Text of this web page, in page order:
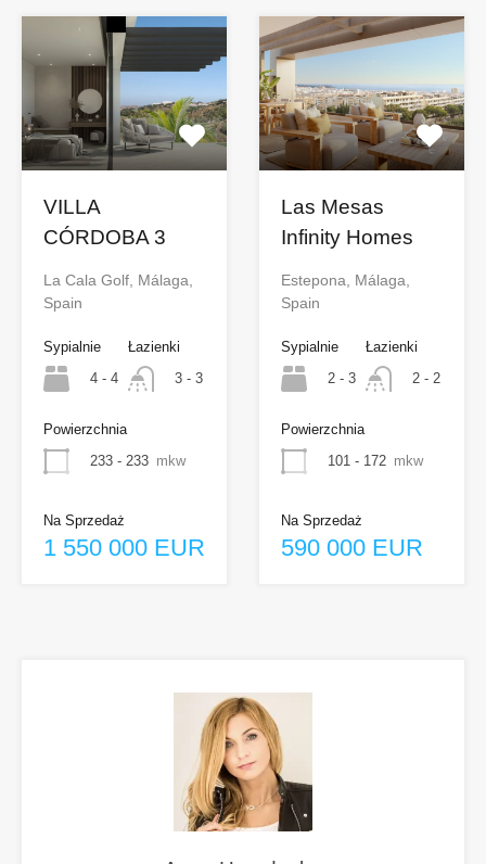
VILLA
CÓRDOBA 3
La Cala Golf, Málaga,
Spain
Sypialnie
4 - 4
Łazienki
3 - 3
Powierzchnia
233 - 233 mkw
Na Sprzedaż
1 550 000 EUR
Las Mesas
Infinity Homes
Estepona, Málaga,
Spain
Sypialnie
2 - 3
Łazienki
2 - 2
Powierzchnia
101 - 172 mkw
Na Sprzedaż
590 000 EUR